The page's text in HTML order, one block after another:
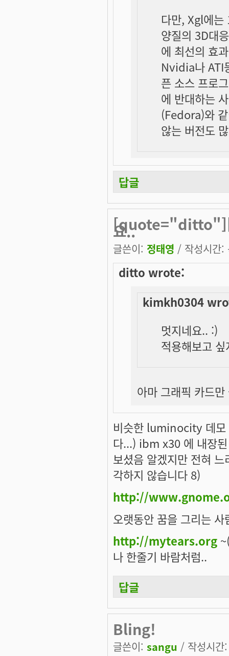
다만, Xgl에는
양질의 3D대
에 최선의 효
Nvidia나 ATI
픈 소스 프로
에 반대하는
(Fedora)와
않는 버전도
답글
요..
글쓴이: 정태영 / 작성시간
ditto wrote:
kimkh0304
멋지네요.. :)
적용해보고
아마 그래픽 카드
비슷한 luminocity 데모
다...) ibm x30 에 내장
보셨음 알겠지만 전혀
각하지 않습니다 8)
http://
오랫동안 꿈을 그리는
http://mytears.org
나 한줄기 바람처럼..
답글
Bling!
글쓴이: sangu / 작성시